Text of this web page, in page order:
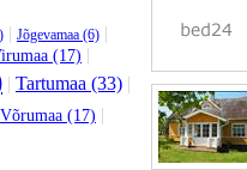
| Jõgevamaa (6) |
(17) |
| Tartumaa (33) |
Võrumaa (17) |